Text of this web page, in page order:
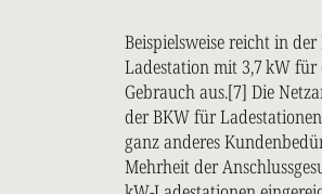
Beispielsweise reicht in der
Ladestation mit 3,7 kW
Gebrauch aus.[7] Die
der BKW für
ganz anderes
Mehrheit der